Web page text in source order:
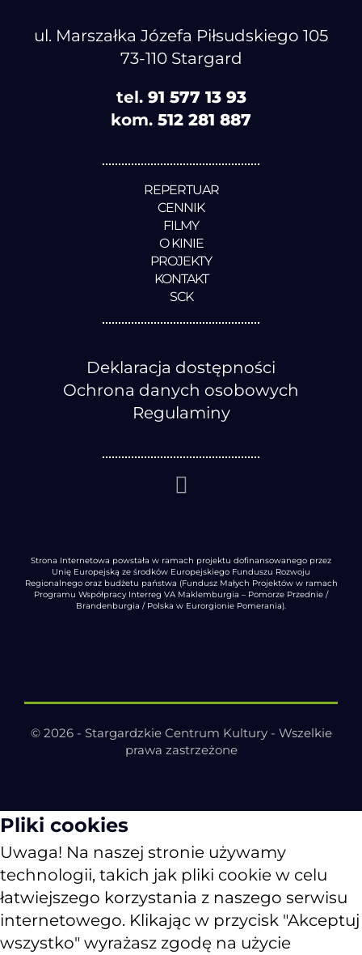
ul. Marszałka Józefa Piłsudskiego 105
73-110 Stargard
tel. 91 577 13 93
kom. 512 281 887
REPERTUAR
CENNIK
FILMY
O KINIE
PROJEKTY
KONTAKT
SCK
Deklaracja dostępności
Ochrona danych osobowych
Regulaminy
Strona Internetowa powstała w ramach projektu dofinansowanego przez
Unię Europejską ze środków Europejskiego Funduszu Rozwoju
Regionalnego oraz budżetu państwa (Fundusz Małych Projektów w ramach
Programu Współpracy Interreg VA Maklemburgia – Pomorze Przednie /
Brandenburgia / Polska w Eurorgionie Pomerania).
© 2026 - Stargardzkie Centrum Kultury - Wszelkie
prawa zastrzeżone
Pliki cookies
Uwaga! Na naszej stronie używamy
technologii, takich jak pliki cookie w celu
łatwiejszego korzystania z naszego serwisu
internetowego. Klikając w przycisk "Akceptuj
wszystko" wyrażasz zgodę na użycie